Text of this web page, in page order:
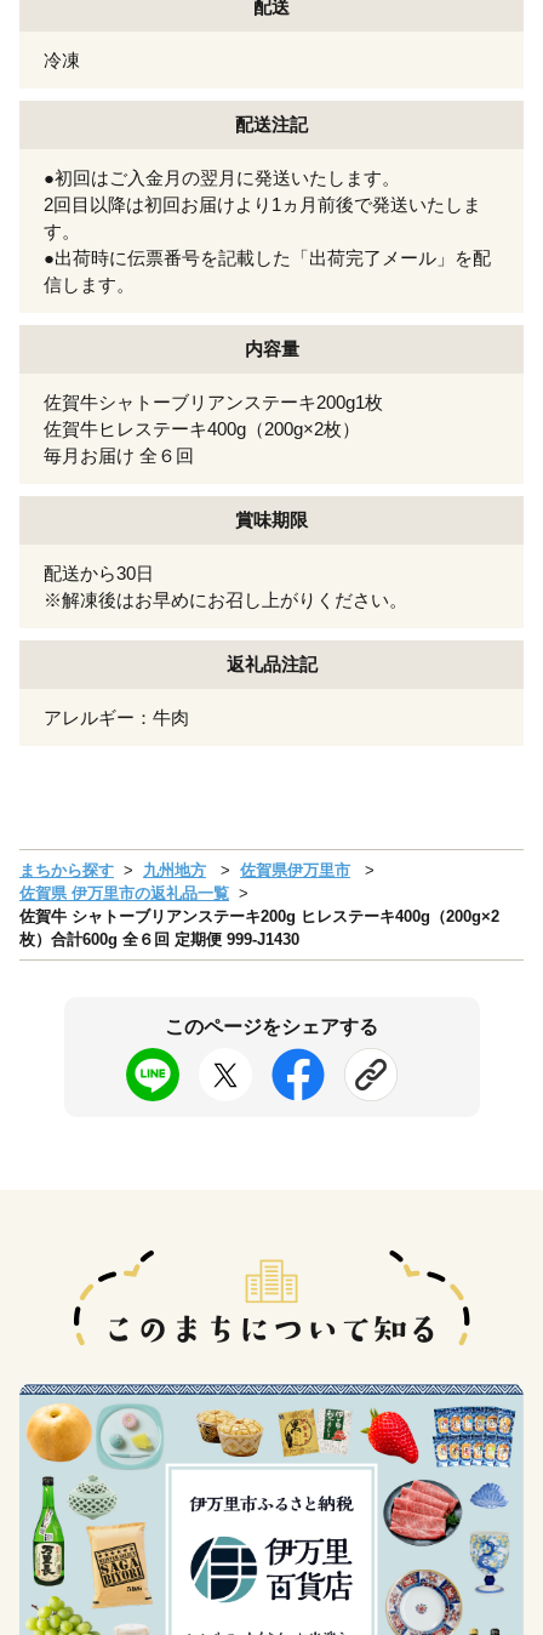
配送
冷凍
配送注記
●初回はご入金月の翌月に発送いたします。
2回目以降は初回お届けより1ヵ月前後で発送いたしま
す。
●出荷時に伝票番号を記載した「出荷完了メール」を配
信します。
内容量
佐賀牛シャトーブリアンステーキ200g1枚
佐賀牛ヒレステーキ400g（200g×2枚）
毎月お届け 全６回
賞味期限
配送から30日
※解凍後はお早めにお召し上がりください。
返礼品注記
アレルギー：牛肉
まちから探す 九州地方
佐賀県伊万里市
佐賀県 伊万里市の返礼品一覧
佐賀牛 シャトーブリアンステーキ200g ヒレステーキ400g（200g×2
枚）合計600g 全６回 定期便 999-J1430
このページをシェアする